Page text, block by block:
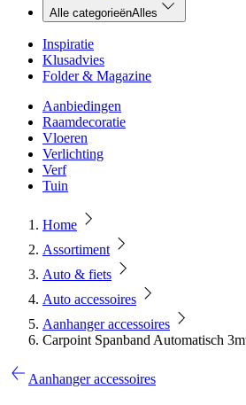
Alle categorieënAlles
Inspiratie
Klusadvies
Folder & Magazine
Aanbiedingen
Raamdecoratie
Vloeren
Verlichting
Verf
Tuin
Home
Assortiment
Auto & fiets
Auto accessoires
Aanhanger accessoires
Carpoint Spanband Automatisch
Aanhanger accessoires